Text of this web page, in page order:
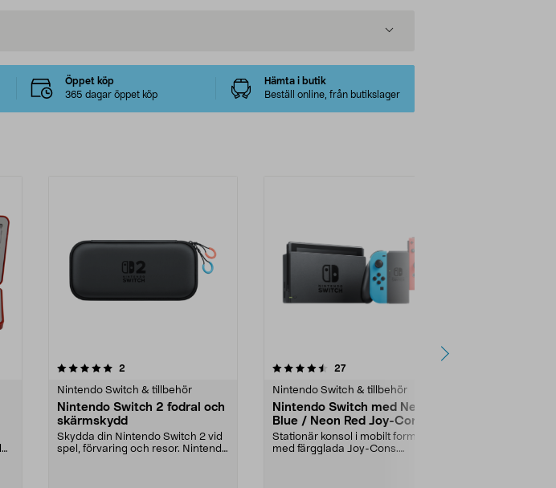
Öppet köp
365 dagar öppet köp
Hämta i butik
Beställ online, från butikslager
2
Nintendo Switch & tillbehör
Nintendo Switch 2 fodral och
skärmskydd
Skydda din Nintendo Switch 2 vid
spel, förvaring och resor. Nintendo
4.5 av 5 stjärnor 27recensioner
Nintendo Switch & tillbehör
Nintendo Switch med Neon
Blue / Neon Red Joy-Con,
spelkonsol
Stationär konsol i mobilt format –
med färgglada Joy-Cons.
4.0 av 5 stjärnor